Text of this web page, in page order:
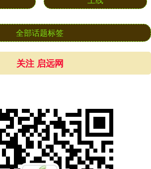
全部话题标签
关注 启远网